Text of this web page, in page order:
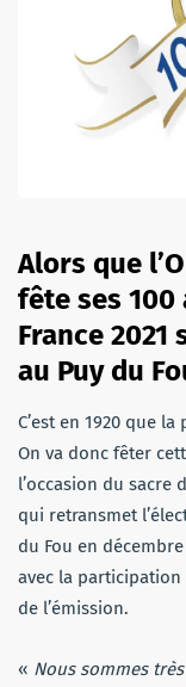
Alors que
fête ses 100
France
au Puy du
C’est en 1920 que
On va donc fêter
l’occasion du sacre
qui retransmet
du Fou en
avec la participation
de l’émission.
« Nous sommes